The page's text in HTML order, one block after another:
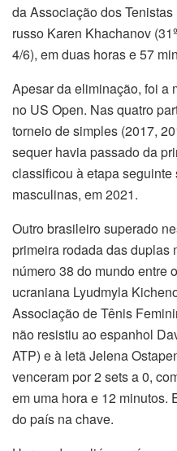
da Associação dos
russo Karen Khachanov
4/6), em duas horas e 57
Apesar da eliminação, foi a
no US Open. Nas quatro
torneio de simples (2017,
sequer havia passado da
classificou à etapa
masculinas, em 2021.
Outro brasileiro superado
primeira rodada das duplas
número 38 do mundo entre
ucraniana Lyudmyla
Associação de Tênis
não resistiu ao espanhol
ATP) e à letã Jelena
venceram por 2 sets a 0,
em uma hora e 12 minutos.
do país na chave.